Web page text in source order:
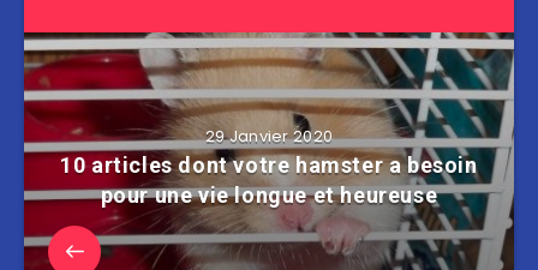
29 Janvier 2020
10 articles dont votre hamster a besoin
pour une vie longue et heureuse